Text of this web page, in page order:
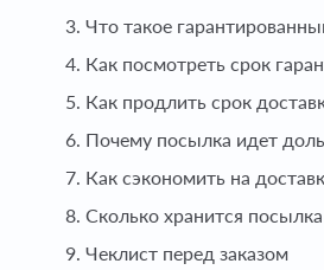
Что такое
Как посмотреть срок
Как продлить срок
Почему посылка идет
Как сэкономить на
Сколько хранится
Чеклист перед заказом